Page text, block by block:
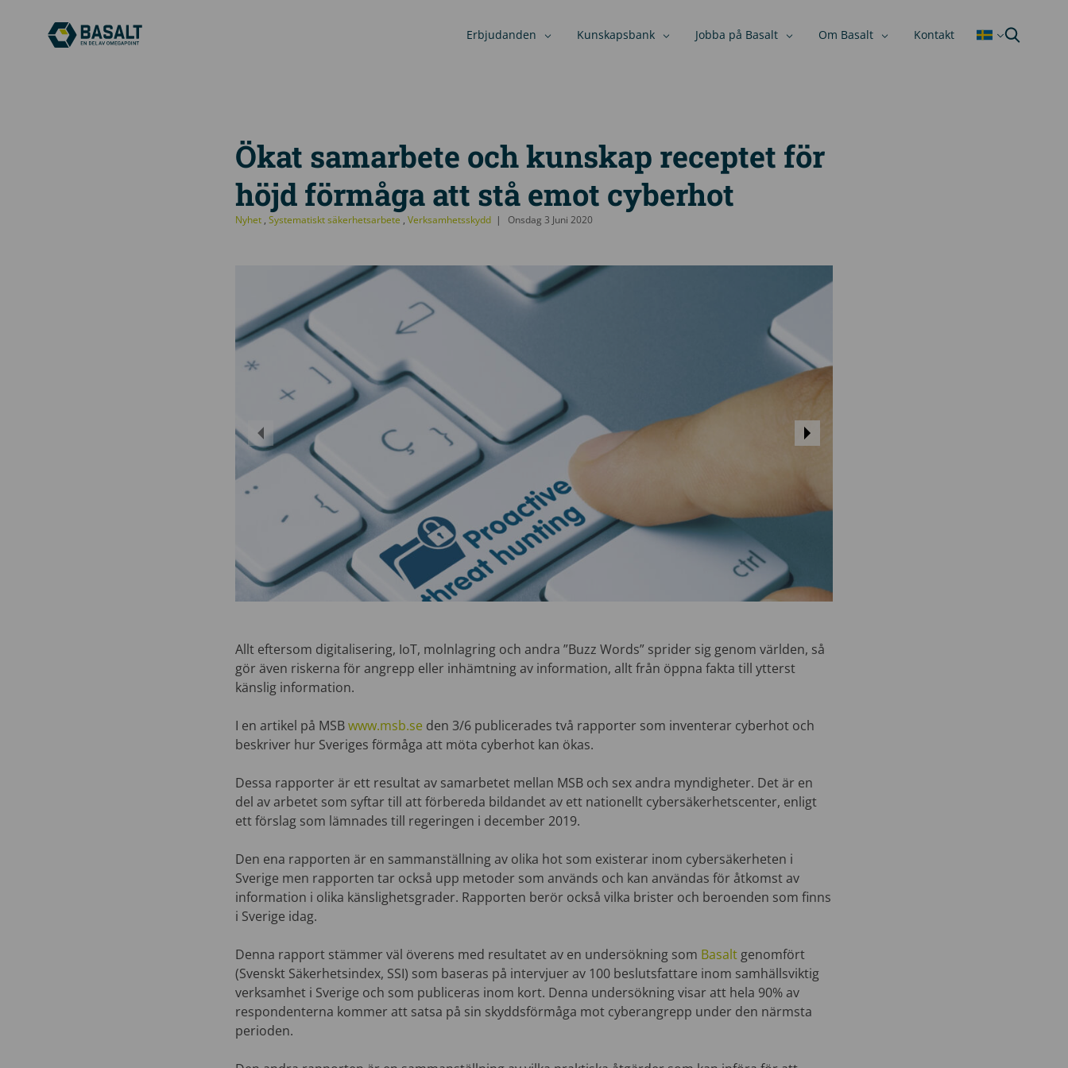
Erbjudanden Kunskapsbank Jobba på Basalt Om Basalt Kontakt
Ökat samarbete och kunskap receptet för
höjd förmåga att stå emot cyberhot
Nyhet ,Systematiskt säkerhetsarbete ,Verksamhetsskydd Onsdag 3 Juni 2020
Allt eftersom digitalisering, IoT, molnlagring och andra ”Buzz Words” sprider sig genom världen, så
gör även riskerna för angrepp eller inhämtning av information, allt från öppna fakta till ytterst
känslig information.
I en artikel på MSBwww.msb.se den 3/6 publicerades två rapporter som inventerar cyberhot och
beskriver hur Sveriges förmåga att möta cyberhot kan ökas.
Dessa rapporter är ett resultat av samarbetet mellan MSB och sex andra myndigheter. Det är en
del av arbetet som syftar till att förbereda bildandet av ett nationellt cybersäkerhetscenter, enligt
ett förslag som lämnades till regeringen i december 2019.
Den ena rapporten är en sammanställning av olika hot som existerar inom cybersäkerheten i
Sverige men rapporten tar också upp metoder som används och kan användas för åtkomst av
information i olika känslighetsgrader. Rapporten berör också vilka brister och beroenden som finns
i Sverige idag.
Denna rapport stämmer väl överens med resultatet av en undersökning som Basalt genomfört
(Svenskt Säkerhetsindex, SSI) som baseras på intervjuer av 100 beslutsfattare inom samhällsviktig
verksamhet i Sverige och som publiceras inom kort. Denna undersökning visar att hela 90% av
respondenterna kommer att satsa på sin skyddsförmåga mot cyberangrepp under den närmsta
perioden.